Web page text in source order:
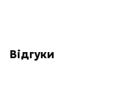
Відгуки